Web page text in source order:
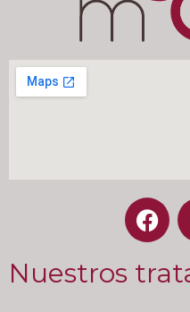
Nuestros